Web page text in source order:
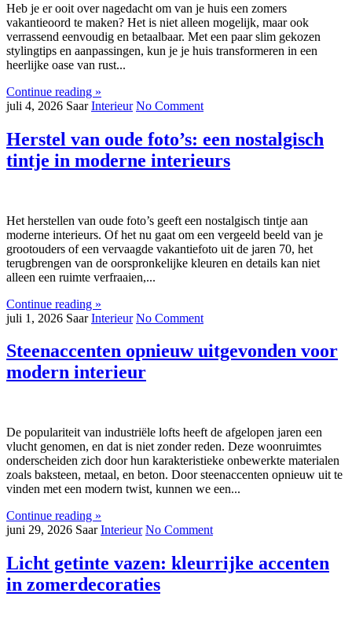
Heb je er ooit over nagedacht om van je huis een zomers
vakantieoord te maken? Het is niet alleen mogelijk, maar ook
verrassend eenvoudig en betaalbaar. Met een paar slim gekozen
stylingtips en aanpassingen, kun je je huis transformeren in een
heerlijke oase van rust...
Continue reading »
juli 4, 2026 Saar Interieur No Comment
Herstel van oude foto’s: een nostalgisch
tintje in moderne interieurs
Het herstellen van oude foto’s geeft een nostalgisch tintje aan
moderne interieurs. Of het nu gaat om een vergeeld beeld van je
grootouders of een vervaagde vakantiefoto uit de jaren 70, het
terugbrengen van de oorspronkelijke kleuren en details kan niet
alleen een ruimte verfraaien,...
Continue reading »
juli 1, 2026 Saar Interieur No Comment
Steenaccenten opnieuw uitgevonden voor
modern interieur
De populariteit van industriële lofts heeft de afgelopen jaren een
vlucht genomen, en dat is niet zonder reden. Deze woonruimtes
onderscheiden zich door hun karakteristieke onbewerkte materialen
zoals baksteen, metaal, en beton. Door steenaccenten opnieuw uit te
vinden met een modern twist, kunnen we een...
Continue reading »
juni 29, 2026 Saar Interieur No Comment
Licht getinte vazen: kleurrijke accenten
in zomerdecoraties